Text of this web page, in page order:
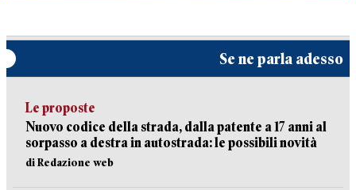
Se ne parla adesso
Le proposte
Nuovo codice della strada, dalla patente a 17 anni al
sorpasso a destra in autostrada: le possibili novità
di Redazione web